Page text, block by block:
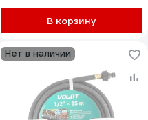
В корзину
Нет в наличии